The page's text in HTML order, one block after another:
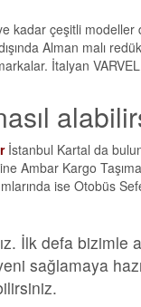
kadar çeşitli
Alman malı
İtalyan
İstanbul Kartal da
Ambar Kargo
ise Otobüs
İlk defa bizimle
sağlamaya